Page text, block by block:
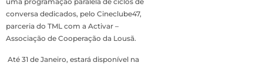
conversa dedicados, pelo Cineclube47,
parceria do TML com a Activar –
Associação de Cooperação da Lousã.
Até 31 de Janeiro, estará disponível na